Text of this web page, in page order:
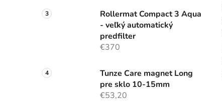
Rollermat Compact 3 Aqua
- veľký automatický
predfilter
€370
Tunze Care magnet Long
pre sklo 10-15mm
€53,20